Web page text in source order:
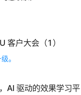
客户大会（1）
。
AI 驱动的效果学习平